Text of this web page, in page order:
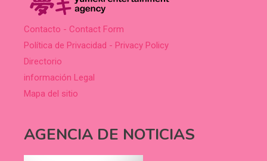
Contacto - Contact Form
Política de Privacidad - Privacy Policy
Directorio
información Legal
Mapa del sitio
AGENCIA DE NOTICIAS